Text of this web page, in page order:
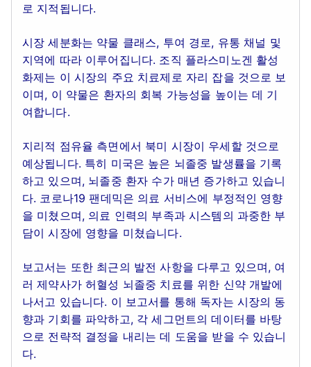
로 지적됩니다.
시장 세분화는 약물 클래스, 투여 경로, 유통 채널 및
지역에 따라 이루어집니다. 조직 플라스미노겐 활성
화제는 이 시장의 주요 치료제로 자리 잡을 것으로 보
이며, 이 약물은 환자의 회복 가능성을 높이는 데 기
여합니다.
지리적 점유율 측면에서 북미 시장이 우세할 것으로
예상됩니다. 특히 미국은 높은 뇌졸중 발생률을 기록
하고 있으며, 뇌졸중 환자 수가 매년 증가하고 있습니
다. 코로나19 팬데믹은 의료 서비스에 부정적인 영향
을 미쳤으며, 의료 인력의 부족과 시스템의 과중한 부
담이 시장에 영향을 미쳤습니다.
보고서는 또한 최근의 발전 사항을 다루고 있으며, 여
러 제약사가 허혈성 뇌졸중 치료를 위한 신약 개발에
나서고 있습니다. 이 보고서를 통해 독자는 시장의 동
향과 기회를 파악하고, 각 세그먼트의 데이터를 바탕
으로 전략적 결정을 내리는 데 도움을 받을 수 있습니
다.